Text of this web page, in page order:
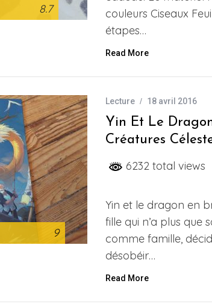
8.7
couleurs Ciseaux
étapes…
Read More
9
Lecture 18 avril 2016
Yin Et Le
Créatures
6232 total views
Yin et le dragon en
fille qui n’a plus que
comme famille,
désobéir…
Read More